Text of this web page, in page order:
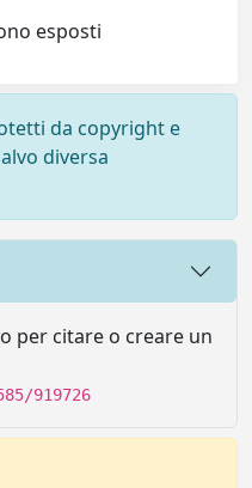
esposti
da copyright e
diversa
per citare o creare un
919726